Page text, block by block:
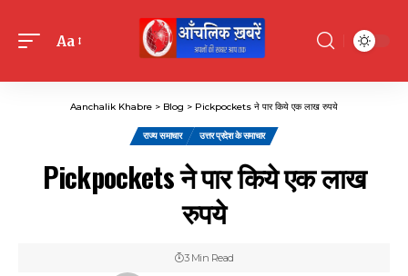
Font
Aa
Aanchalik Khabre > Blog > Pickpockets ने पार किये एक लाख रुपये
राज्य समाचार उत्तर प्रदेश के समाचार
Pickpockets ने पार किये एक लाख
रुपये
3 Min Read